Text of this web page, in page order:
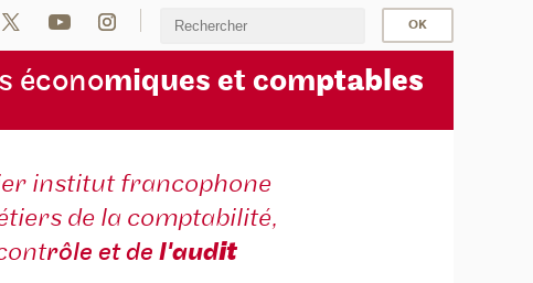
économiques et comptables
institut francophone
de la comptabilité,
rôle et del'audit